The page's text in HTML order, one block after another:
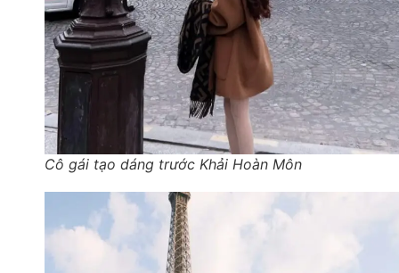
Cô gái tạo dáng trước Khải Hoàn Môn